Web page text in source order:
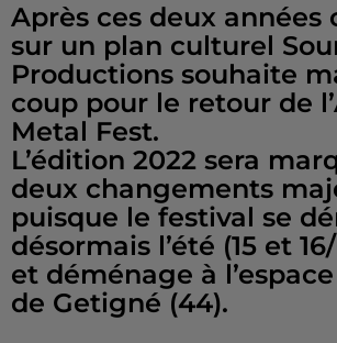
Après ces deux années
sur un plan culturel
Productions souhaite
coup pour le retour de
Metal Fest.
L’édition 2022 sera
deux changements
puisque le festival se
désormais l’été (15 et
et déménage à
de Getigné (44).